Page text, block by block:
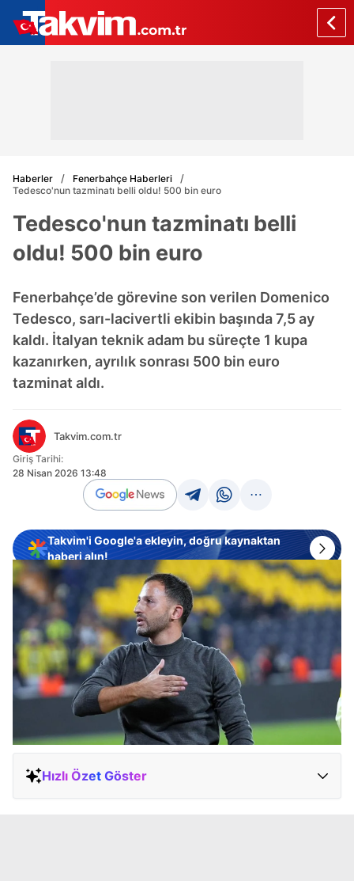
Haberler
Fenerbahçe Haberleri
Tedesco'nun tazminatı belli oldu! 500 bin euro
Tedesco'nun tazminatı belli
oldu! 500 bin euro
Fenerbahçe’de görevine son verilen Domenico
Tedesco, sarı-lacivertli ekibin başında 7,5 ay
kaldı. İtalyan teknik adam bu süreçte 1 kupa
kazanırken, ayrılık sonrası 500 bin euro
tazminat aldı.
Takvim.com.tr
Giriş Tarihi:
28 Nisan 2026 13:48
Takvim'i Google'a ekleyin, doğru kaynaktan
haberi alın!
Hızlı Özet Göster